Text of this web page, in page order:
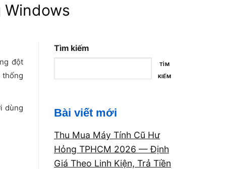
đột
dùng
Tìm kiếm
TÌM
KIẾM
Bài viết mới
Thu Mua Máy Tính Cũ Hư
Hỏng TPHCM 2026 — Định
Giá Theo Linh Kiện, Trả Tiền